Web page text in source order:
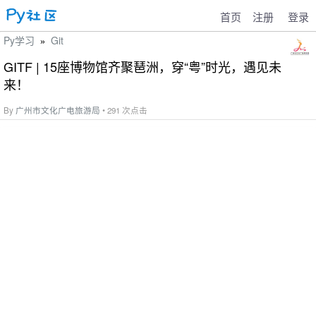
首页 注册 登录
Py学习 » Git
GITF | 15座博物馆齐聚琶洲，穿“粤”时光，遇见未
来！
By 广州市文化广电旅游局 • 291 次点击